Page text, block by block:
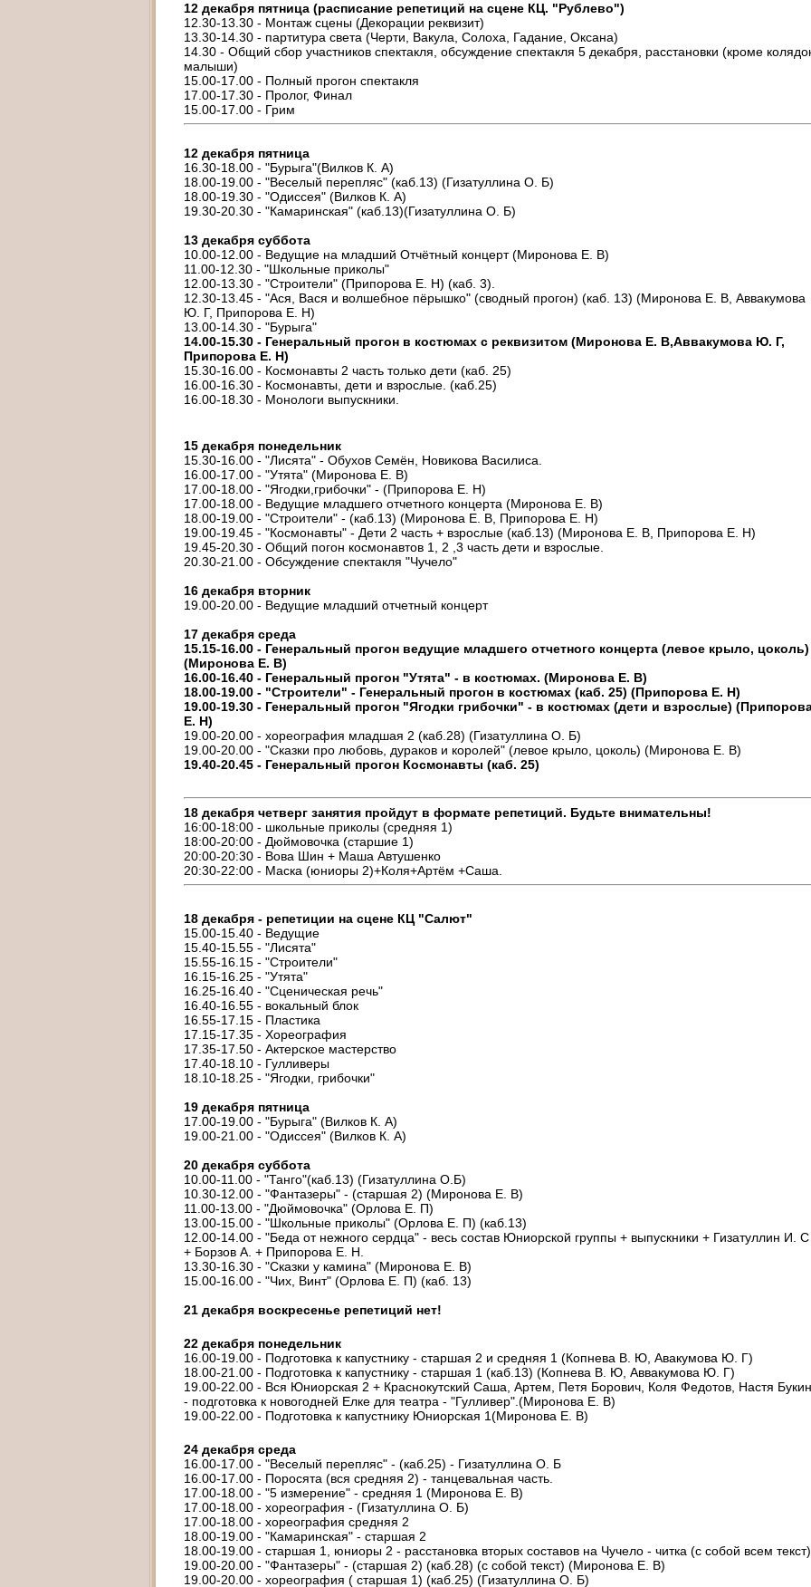
12 декабря пятница (расписание репетиций на сцене КЦ. "Рублево")
12.30-13.30 - Монтаж сцены (Декорации реквизит)
13.30-14.30 - партитура света (Черти, Вакула, Солоха, Гадание, Оксана)
14.30 - Общий сбор участников спектакля, обсуждение спектакля 5 декабря, расстановки (кроме
малыши)
15.00-17.00 - Полный прогон спектакля
17.00-17.30 - Пролог, Финал
15.00-17.00 - Грим
12 декабря пятница
16.30-18.00 - "Бурыга"(Вилков К. А)
18.00-19.00 - "Веселый перепляс" (каб.13) (Гизатуллина О. Б)
18.00-19.30 - "Одиссея" (Вилков К. А)
19.30-20.30 - "Камаринская" (каб.13)(Гизатуллина О. Б)
13 декабря суббота
10.00-12.00 - Ведущие на младший Отчётный концерт (Миронова Е. В)
11.00-12.30 - "Школьные приколы"
12.00-13.30 - "Строители" (Припорова Е. Н) (каб. 3).
12.30-13.45 - "Ася, Вася и волшебное пёрышко" (сводный прогон) (каб. 13) (Миронова Е. В, Аввакумова
Ю. Г, Припорова Е. Н)
13.00-14.30 - "Бурыга"
14.00-15.30 - Генеральный прогон в костюмах с реквизитом (Миронова Е. В,Аввакумова Ю. Г,
Припорова Е. Н)
15.30-16.00 - Космонавты 2 часть только дети (каб. 25)
16.00-16.30 - Космонавты, дети и взрослые. (каб.25)
16.00-18.30 - Монологи выпускники.
15 декабря понедельник
15.30-16.00 - "Лисята" - Обухов Семён, Новикова Василиса.
16.00-17.00 - "Утята" (Миронова Е. В)
17.00-18.00 - "Ягодки,грибочки" - (Припорова Е. Н)
17.00-18.00 - Ведущие младшего отчетного концерта (Миронова Е. В)
18.00-19.00 - "Строители" - (каб.13) (Миронова Е. В, Припорова Е. Н)
19.00-19.45 - "Космонавты" - Дети 2 часть + взрослые (каб.13) (Миронова Е. В, Припорова Е. Н)
19.45-20.30 - Общий погон космонавтов 1, 2 ,3 часть дети и взрослые.
20.30-21.00 - Обсуждение спектакля "Чучело"
16 декабря вторник
19.00-20.00 - Ведущие младший отчетный концерт
17 декабря среда
15.15-16.00 - Генеральный прогон ведущие младшего отчетного концерта (левое крыло, цоколь)
(Миронова Е. В)
16.00-16.40 - Генеральный прогон "Утята" - в костюмах. (Миронова Е. В)
18.00-19.00 - "Строители" - Генеральный прогон в костюмах (каб. 25) (Припорова Е. Н)
19.00-19.30 - Генеральный прогон "Ягодки грибочки" - в костюмах (дети и взрослые)
Е. Н)
19.00-20.00 - хореография младшая 2 (каб.28) (Гизатуллина О. Б)
19.00-20.00 - "Сказки про любовь, дураков и королей" (левое крыло, цоколь) (Миронова Е. В)
19.40-20.45 - Генеральный прогон Космонавты (каб. 25)
18 декабря четверг занятия пройдут в формате репетиций. Будьте внимательны!
16:00-18:00 - школьные приколы (средняя 1)
18:00-20:00 - Дюймовочка (старшие 1)
20:00-20:30 - Вова Шин + Маша Автушенко
20:30-22:00 - Маска (юниоры 2)+Коля+Артём +Саша.
18 декабря - репетиции на сцене КЦ "Салют"
15.00-15.40 - Ведущие
15.40-15.55 - "Лисята"
15.55-16.15 - "Строители"
16.15-16.25 - "Утята"
16.25-16.40 - "Сценическая речь"
16.40-16.55 - вокальный блок
16.55-17.15 - Пластика
17.15-17.35 - Хореография
17.35-17.50 - Актерское мастерство
17.40-18.10 - Гулливеры
18.10-18.25 - "Ягодки, грибочки"
19 декабря пятница
17.00-19.00 - "Бурыга" (Вилков К. А)
19.00-21.00 - "Одиссея" (Вилков К. А)
20 декабря суббота
10.00-11.00 - "Танго"(каб.13) (Гизатуллина О.Б)
10.30-12.00 - "Фантазеры" - (старшая 2) (Миронова Е. В)
11.00-13.00 - "Дюймовочка" (Орлова Е. П)
13.00-15.00 - "Школьные приколы" (Орлова Е. П) (каб.13)
12.00-14.00 - "Беда от нежного сердца" - весь состав Юниорской группы + выпускники + Гизатуллин И. С
+ Борзов А. + Припорова Е. Н.
13.30-16.30 - "Сказки у камина" (Миронова Е. В)
15.00-16.00 - "Чих, Винт" (Орлова Е. П) (каб. 13)
21 декабря воскресенье репетиций нет!
22 декабря понедельник
16.00-19.00 - Подготовка к капустнику - старшая 2 и средняя 1 (Копнева В. Ю, Авакумова Ю. Г)
18.00-21.00 - Подготовка к капустнику - старшая 1 (каб.13) (Копнева В. Ю, Аввакумова Ю. Г)
19.00-22.00 - Вся Юниорская 2 + Краснокутский Саша, Артем, Петя Борович, Коля Федотов, Настя
- подготовка к новогодней Елке для театра - "Гулливер".(Миронова Е. В)
19.00-22.00 - Подготовка к капустнику Юниорская 1(Миронова Е. В)
24 декабря среда
16.00-17.00 - "Веселый перепляс" - (каб.25) - Гизатуллина О. Б
16.00-17.00 - Поросята (вся средняя 2) - танцевальная часть.
17.00-18.00 - "5 измерение" - средняя 1 (Миронова Е. В)
17.00-18.00 - хореография - (Гизатуллина О. Б)
17.00-18.00 - хореография средняя 2
18.00-19.00 - "Камаринская" - старшая 2
18.00-19.00 - старшая 1, юниоры 2 - расстановка вторых составов на Чучело - читка (с собой всем текст)
19.00-20.00 - "Фантазеры" - (старшая 2) (каб.28) (c собой текст) (Миронова Е. В)
19.00-20.00 - хореография ( старшая 1) (каб.25) (Гизатуллина О. Б)